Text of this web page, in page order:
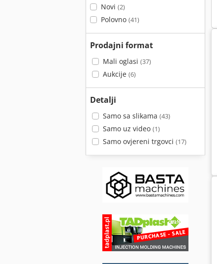
Novi (2)
Polovno (41)
Prodajni format
Mali oglasi (37)
Aukcije (6)
Detalji
Samo sa slikama (43)
Samo uz video (1)
Samo ovjereni trgovci (17)
Demag Pokorny Demag